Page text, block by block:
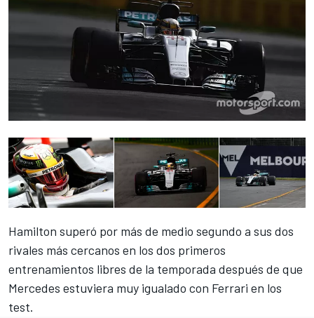
Hamilton superó por más de medio segundo a sus dos
rivales más cercanos en los dos primeros
entrenamientos libres de la temporada después de que
Mercedes estuviera muy igualado con Ferrari en los
test.